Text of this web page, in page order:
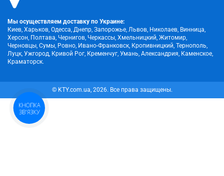
Мы осуществляем доставку по Украине:
Киев, Харьков, Одесса, Днепр, Запорожье, Львов, Николаев, Винница,
Херсон, Полтава, Чернигов, Черкассы, Хмельницкий, Житомир,
Черновцы, Сумы, Ровно, Ивано-Франковск, Кропивницкий, Тернополь,
Луцк, Ужгород, Кривой Рог, Кременчуг, Умань, Александрия, Каменское,
Краматорск.
© KTY.com.ua, 2026. Все права защищены.
КНОПКА
ЗВ'ЯЗКУ